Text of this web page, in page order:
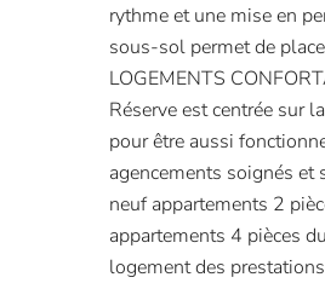
rythme et une mise en
sous-sol permet de
LOGEMENTS
Réserve est centrée sur
pour être aussi
agencements soignés et
neuf appartements 2
appartements 4 pièces
logement des